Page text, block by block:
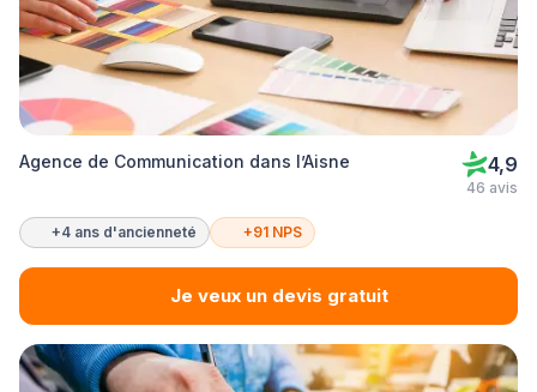
Agence de Communication dans l’Aisne 4,9
46 avis
+4 ans d'ancienneté +91 NPS
Je veux un devis gratuit